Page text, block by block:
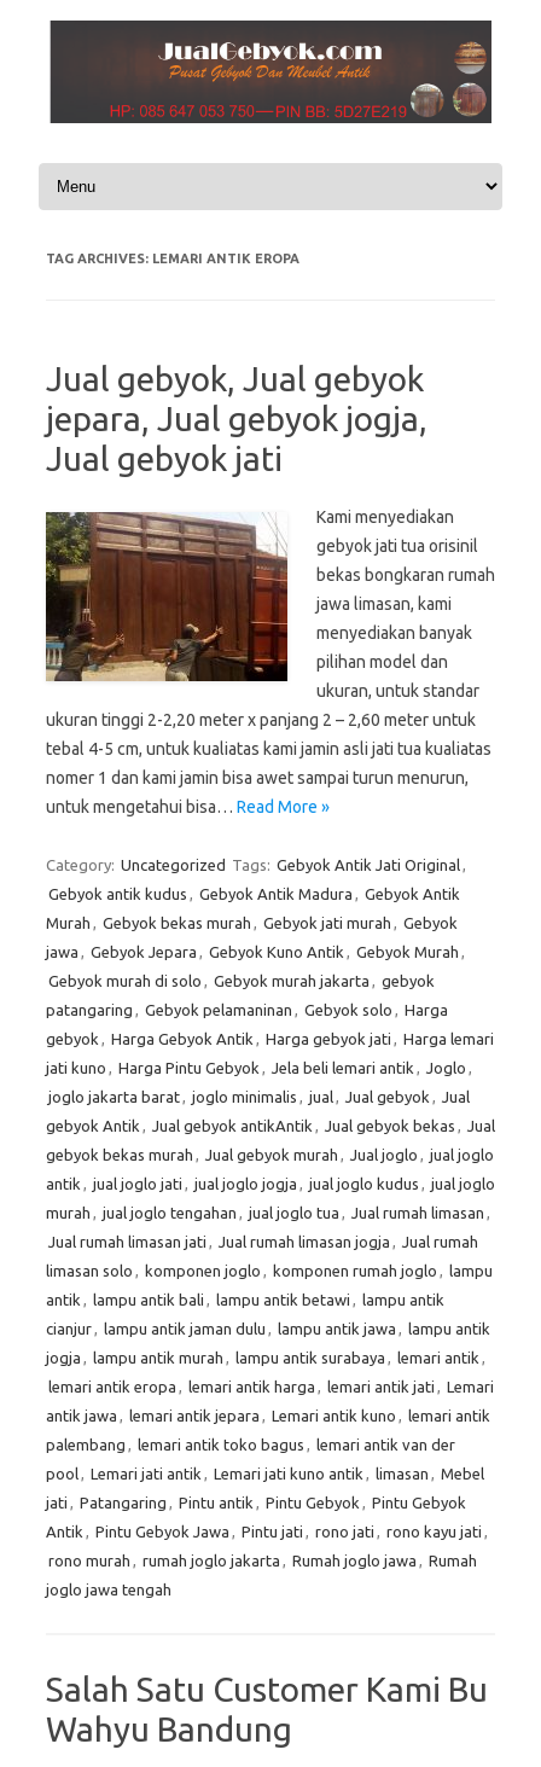
Skip to content
TAG ARCHIVES: LEMARI ANTIK EROPA
Jual gebyok, Jual gebyok
jepara, Jual gebyok jogja,
Jual gebyok jati
Kami menyediakan
gebyok jati tua orisinil
bekas bongkaran rumah
jawa limasan, kami
menyediakan banyak
pilihan model dan
ukuran, untuk standar
ukuran tinggi 2-2,20 meter x panjang 2 – 2,60 meter untuk
tebal 4-5 cm, untuk kualiatas kami jamin asli jati tua kualiatas
nomer 1 dan kami jamin bisa awet sampai turun menurun,
untuk mengetahui bisa… Read More »
Category: Uncategorized Tags: Gebyok Antik Jati Original,
Gebyok antik kudus , Gebyok Antik Madura , Gebyok Antik
Murah , Gebyok bekas murah , Gebyok jati murah , Gebyok
jawa , Gebyok Jepara , Gebyok Kuno Antik , Gebyok Murah ,
Gebyok murah di solo , Gebyok murah jakarta , gebyok
patangaring , Gebyok pelamaninan , Gebyok solo , Harga
gebyok , Harga Gebyok Antik , Harga gebyok jati , Harga lemari
jati kuno , Harga Pintu Gebyok , Jela beli lemari antik , Joglo ,
joglo jakarta barat, joglo minimalis , jual, Jual gebyok , Jual
gebyok Antik , Jual gebyok antikAntik , Jual gebyok bekas , Jual
gebyok bekas murah , Jual gebyok murah , Jual joglo , jual joglo
antik , jual joglo jati , jual joglo jogja , jual joglo kudus , jual joglo
murah , jual joglo tengahan , jual joglo tua , Jual rumah limasan ,
Jual rumah limasan jati , Jual rumah limasan jogja , Jual rumah
limasan solo , komponen joglo , komponen rumah joglo , lampu
antik , lampu antik bali , lampu antik betawi , lampu antik
cianjur, lampu antik jaman dulu , lampu antik jawa , lampu antik
jogja , lampu antik murah , lampu antik surabaya , lemari antik ,
lemari antik eropa , lemari antik harga , lemari antik jati , Lemari
antik jawa , lemari antik jepara , Lemari antik kuno , lemari antik
palembang , lemari antik toko bagus , lemari antik van der
pool, Lemari jati antik , Lemari jati kuno antik , limasan , Mebel
jati , Patangaring , Pintu antik , Pintu Gebyok , Pintu Gebyok
Antik , Pintu Gebyok Jawa , Pintu jati , rono jati , rono kayu jati ,
rono murah , rumah joglo jakarta , Rumah joglo jawa , Rumah
joglo jawa tengah
Salah Satu Customer Kami Bu
Wahyu Bandung